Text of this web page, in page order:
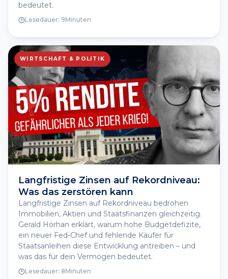
bedeutet.
Lesedauer: 9Minuten
WIRTSCHAFT & POLITIK
Langfristige Zinsen auf Rekordniveau:
Was das zerstören kann
Langfristige Zinsen auf Rekordniveau bedrohen
Immobilien, Aktien und Staatsfinanzen gleichzeitig.
Gerald Hörhan erklärt, warum hohe Budgetdefizite,
ein neuer Fed-Chef und fehlende Käufer für
Staatsanleihen diese Entwicklung antreiben – und
was das für dein Vermögen bedeutet.
Lesedauer: 8Minuten